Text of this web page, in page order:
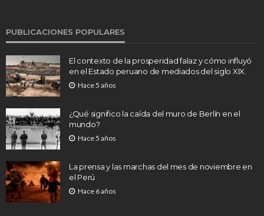
PUBLICACIONES POPULARES
El contexto de la prosperidad falaz y cómo influyó
en el Estado peruano de mediados del siglo XIX.
Hace 5 años
¿Qué significo la caída del muro de Berlín en el
mundo?
Hace 5 años
La prensa y las marchas del mes de noviembre en
el Perú
Hace 6 años